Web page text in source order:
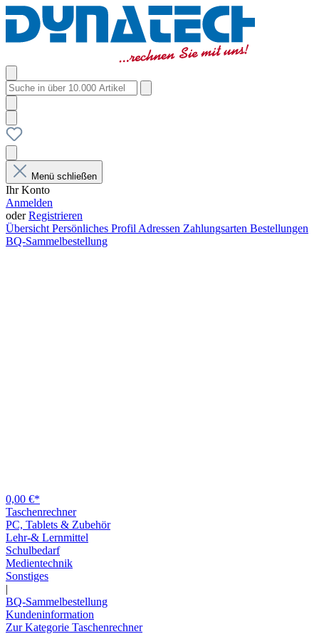
Menü schließen
Ihr Konto
Anmelden
oderRegistrieren
Übersicht Persönliches Profil Adressen Zahlungsarten Bestellungen
BQ-Sammelbestellung
0,00 €*
Taschenrechner
PC, Tablets & Zubehör
Lehr-& Lernmittel
Schulbedarf
Medientechnik
Sonstiges
|
BQ-Sammelbestellung
Kundeninformation
Zur Kategorie Taschenrechner